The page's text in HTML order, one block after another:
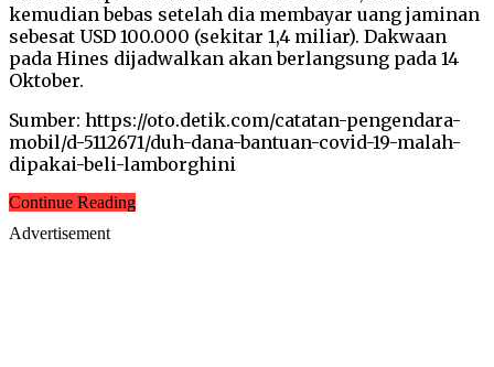
kemudian bebas setelah dia membayar uang jaminan
sebesat USD 100.000 (sekitar 1,4 miliar). Dakwaan
pada Hines dijadwalkan akan berlangsung pada 14
Oktober.
Sumber: https://oto.detik.com/catatan-pengendara-
mobil/d-5112671/duh-dana-bantuan-covid-19-malah-
dipakai-beli-lamborghini
Continue Reading
Advertisement